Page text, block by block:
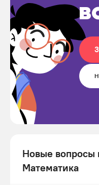
Новые вопросы
Математика